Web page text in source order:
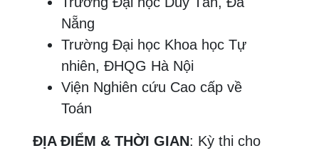
Nẵng
Trường Đại học Khoa học Tự
nhiên, ĐHQG Hà Nội
Viện Nghiên cứu Cao cấp về
Toán
ĐỊA ĐIỂM & THỜI GIAN: Kỳ thi cho